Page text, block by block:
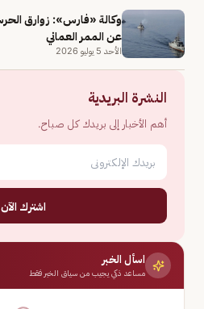
عن الممر العماني
الأحد 5 يوليو 2026
النشرة البريدية
أهم الأخبار إلى بريدك كل صباح.
اشترك الآن
اسأل الخبر
مساعد ذكي يجيب من سياق الخبر فقط